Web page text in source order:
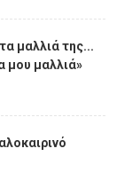
μαλλιά της...
μου μαλλιά»